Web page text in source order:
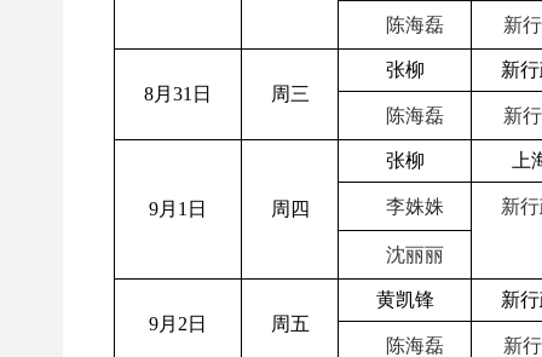
陈海磊 新
8月31日 周三
张柳 新
陈海磊 新
9月1日 周四
张柳
李姝姝 新
沈丽丽
9月2日 周五
黄凯锋 新
陈海磊 新